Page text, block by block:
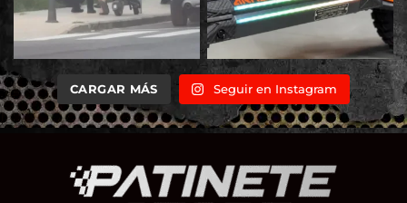
CARGAR MÁS Seguir en Instagram